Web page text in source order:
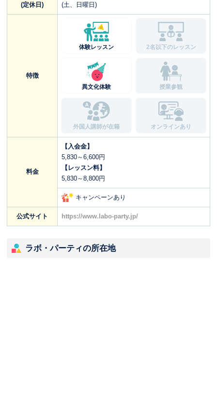
(定休日)
(土、日曜日)
特徴
体験レッスン 2名以下のレッスン
異文化体験 授業参観
外国人講師が在籍 オンラインあり
料金
【入会金】
5,830～6,600円
【レッスン料】
5,830～8,800円
キャンペーンあり
公式サイト https://www.labo-party.jp/
ラボ・パーティの所在地